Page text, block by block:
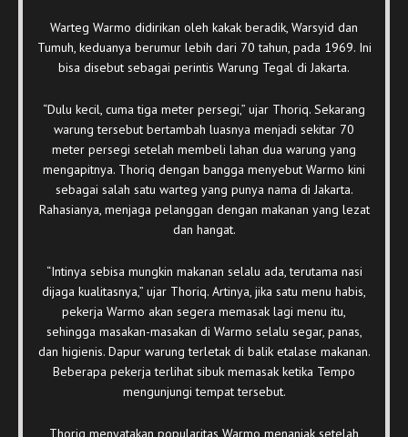
Warteg Warmo didirikan oleh kakak beradik, Warsyid dan
Tumuh, keduanya berumur lebih dari 70 tahun, pada 1969. Ini
bisa disebut sebagai perintis Warung Tegal di Jakarta.
“Dulu kecil, cuma tiga meter persegi,” ujar Thoriq. Sekarang
warung tersebut bertambah luasnya menjadi sekitar 70
meter persegi setelah membeli lahan dua warung yang
mengapitnya. Thoriq dengan bangga menyebut Warmo kini
sebagai salah satu warteg yang punya nama di Jakarta.
Rahasianya, menjaga pelanggan dengan makanan yang lezat
dan hangat.
“Intinya sebisa mungkin makanan selalu ada, terutama nasi
dijaga kualitasnya,” ujar Thoriq. Artinya, jika satu menu habis,
pekerja Warmo akan segera memasak lagi menu itu,
sehingga masakan-masakan di Warmo selalu segar, panas,
dan higienis. Dapur warung terletak di balik etalase makanan.
Beberapa pekerja terlihat sibuk memasak ketika Tempo
mengunjungi tempat tersebut.
Thoriq menyatakan popularitas Warmo menanjak setelah